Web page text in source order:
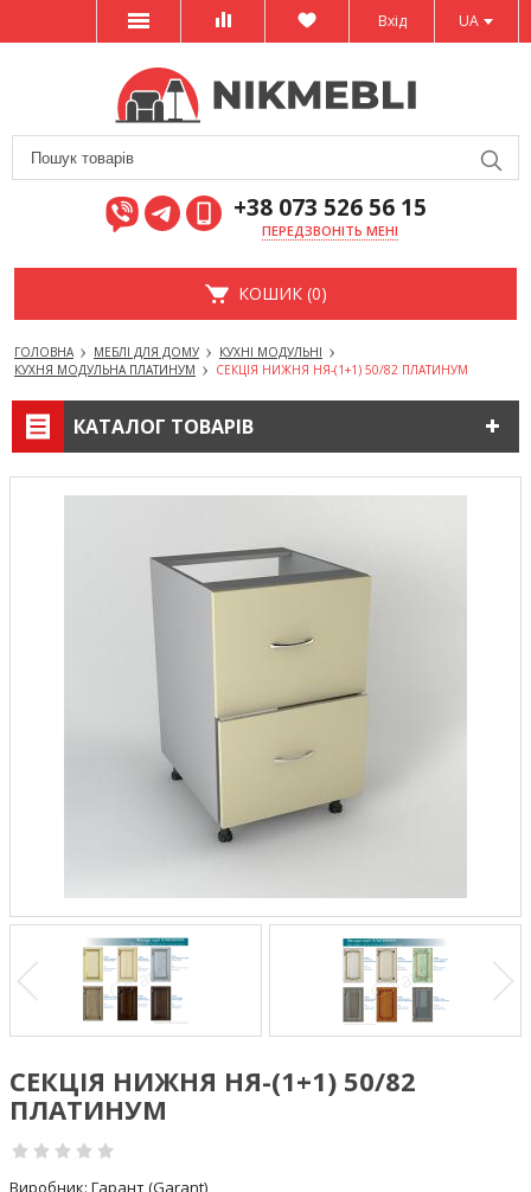
UA
Вхід
+38 073 526 56 15
ПЕРЕДЗВОНІТЬ МЕНІ
КОШИК (0)
ГОЛОВНА МЕБЛІ ДЛЯ ДОМУ
КУХНІ МОДУЛЬНІ
КУХНЯ МОДУЛЬНА ПЛАТИНУМ
СЕКЦІЯ НИЖНЯ НЯ-(1+1) 50/82 ПЛАТИНУМ
КАТАЛОГ ТОВАРІВ
СЕКЦІЯ НИЖНЯ НЯ-(1+1) 50/82
ПЛАТИНУМ
Виробник: Гарант (Garant)